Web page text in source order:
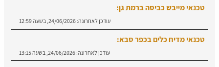
טכנאי מייבש כביסה ברמת גן:
עודכן לאחרונה: 24/06/2026, בשעה 12:59
טכנאי מדיח כלים בכפר סבא:
עודכן לאחרונה: 24/06/2026, בשעה 13:15